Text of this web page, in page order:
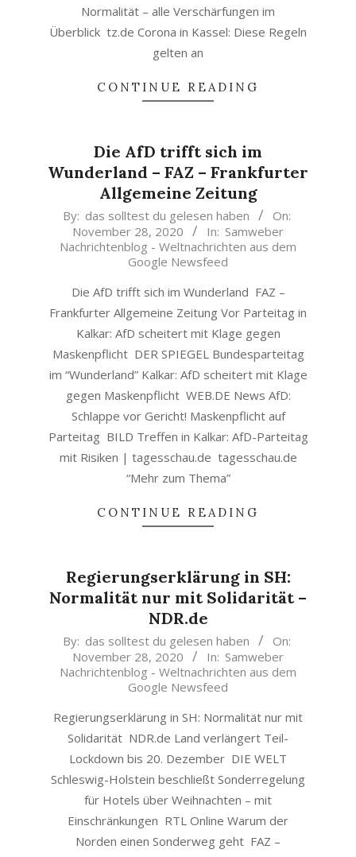
Normalität – alle Verschärfungen im
Überblick tz.de Corona in Kassel: Diese Regeln
gelten an
CONTINUE READING
Die AfD trifft sich im
Wunderland – FAZ – Frankfurter
Allgemeine Zeitung
2020-
28
By: das solltest du gelesen haben
On:
November 28, 2020
In: Samweber
Nachrichtenblog - Weltnachrichten aus dem
Google Newsfeed
Die AfD trifft sich im Wunderland FAZ –
Frankfurter Allgemeine Zeitung Vor Parteitag in
Kalkar: AfD scheitert mit Klage gegen
Maskenpflicht DER SPIEGEL Bundesparteitag
im “Wunderland” Kalkar: AfD scheitert mit Klage
gegen Maskenpflicht WEB.DE News AfD:
Schlappe vor Gericht! Maskenpflicht auf
Parteitag BILD Treffen in Kalkar: AfD-Parteitag
mit Risiken | tagesschau.de tagesschau.de
“Mehr zum Thema”
CONTINUE READING
Regierungserklärung in SH:
Normalität nur mit Solidarität –
NDR.de
2020-
28
By: das solltest du gelesen haben
On:
November 28, 2020
In: Samweber
Nachrichtenblog - Weltnachrichten aus dem
Google Newsfeed
Regierungserklärung in SH: Normalität nur mit
Solidarität NDR.de Land verlängert Teil-
Lockdown bis 20. Dezember DIE WELT
Schleswig-Holstein beschließt Sonderregelung
für Hotels über Weihnachten – mit
Einschränkungen RTL Online Warum der
Norden einen Sonderweg geht FAZ –